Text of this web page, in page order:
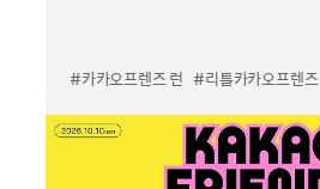
#카카오프렌즈 런 #리틀카카오프렌즈